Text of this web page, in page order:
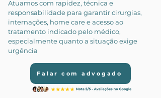
Atuamos com rapidez, técnica e
responsabilidade para garantir cirurgias,
internações, home care e acesso ao
tratamento indicado pelo médico,
especialmente quanto a situação exige
urgência
Falar com advogado